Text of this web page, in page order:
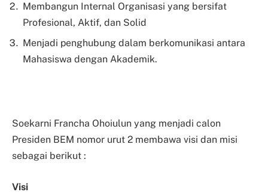
Membangun Internal Organisasi yang bersifat
Profesional, Aktif, dan Solid
Menjadi penghubung dalam berkomunikasi antara
Mahasiswa dengan Akademik.
Soekarni Francha Ohoiulun yang menjadi calon
Presiden BEM nomor urut 2 membawa visi dan misi
sebagai berikut :
Visi